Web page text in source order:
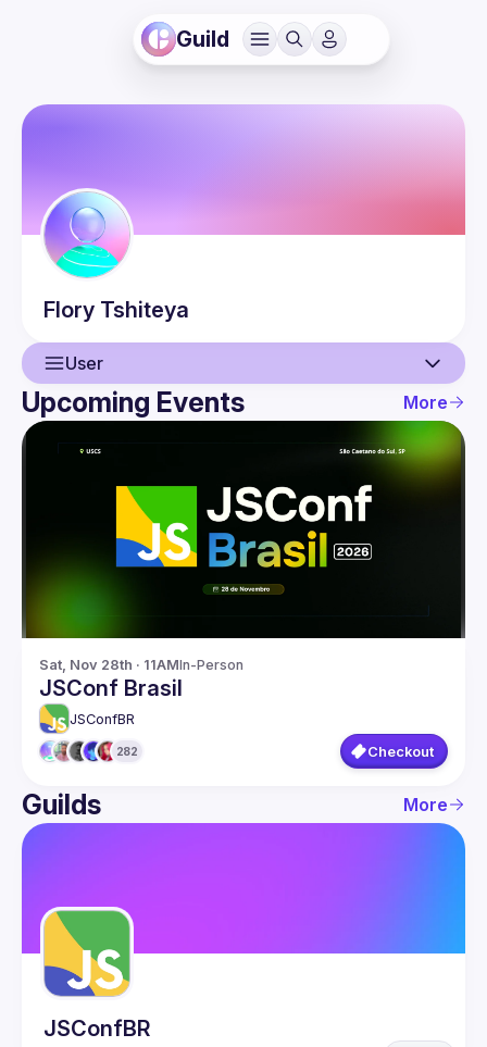
Guild
Flory Tshiteya
User
User
Events
Upcoming Events More
Sat, Nov 28th · 11AMIn-Person
JSConf Brasil
JSConfBR
282 Checkout
Guilds More
JSConfBR